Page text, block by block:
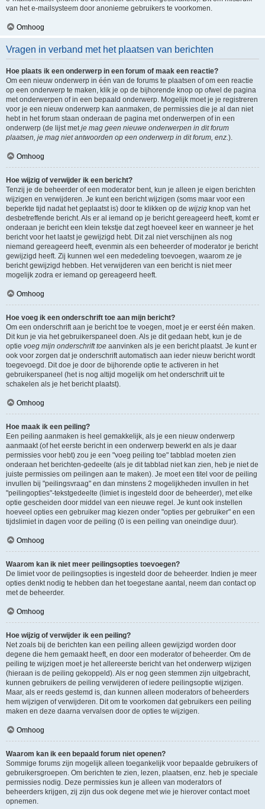
van het e-mailsysteem door anonieme gebruikers te voorkomen.
Omhoog
Vragen in verband met het plaatsen van berichten
Hoe plaats ik een onderwerp in een forum of maak een reactie?
Om een nieuw onderwerp in één van de forums te plaatsen of om een reactie
op een onderwerp te maken, klik je op de bijhorende knop op ofwel de pagina
met onderwerpen of in een bepaald onderwerp. Mogelijk moet je je registreren
voor je een nieuw onderwerp kan aanmaken, de permissies die je al dan niet
hebt in het forum staan onderaan de pagina met onderwerpen of in een
onderwerp (de lijst metje mag geen nieuwe onderwerpen in dit forum
plaatsen, je mag niet antwoorden op een onderwerp in dit forum, enz.).
Omhoog
Hoe wijzig of verwijder ik een bericht?
Tenzij je de beheerder of een moderator bent, kun je alleen je eigen berichten
wijzigen en verwijderen. Je kunt een bericht wijzigen (soms maar voor een
beperkte tijd nadat het geplaatst is) door te klikken op de wijzig knop van het
desbetreffende bericht. Als er al iemand op je bericht gereageerd heeft, komt er
onderaan je bericht een klein tekstje dat zegt hoeveel keer en wanneer je het
bericht voor het laatst je gewijzigd hebt. Dit zal niet verschijnen als nog
niemand gereageerd heeft, evenmin als een beheerder of moderator je bericht
gewijzigd heeft. Zij kunnen wel een mededeling toevoegen, waarom ze je
bericht gewijzigd hebben. Het verwijderen van een bericht is niet meer
mogelijk zodra er iemand op gereageerd heeft.
Omhoog
Hoe voeg ik een onderschrift toe aan mijn bericht?
Om een onderschrift aan je bericht toe te voegen, moet je er eerst één maken.
Dit kun je via het gebruikerspaneel doen. Als je dit gedaan hebt, kun je de
optie voeg mijn onderschrift toe aanvinken als je een bericht plaatst. Je kunt er
ook voor zorgen dat je onderschrift automatisch aan ieder nieuw bericht wordt
toegevoegd. Dit doe je door de bijhorende optie te activeren in het
gebruikerspaneel (het is nog altijd mogelijk om het onderschrift uit te
schakelen als je het bericht plaatst).
Omhoog
Hoe maak ik een peiling?
Een peiling aanmaken is heel gemakkelijk, als je een nieuw onderwerp
aanmaakt (of het eerste bericht in een onderwerp bewerkt en als je daar
permissies voor hebt) zou je een "voeg peiling toe" tabblad moeten zien
onderaan het berichten-gedeelte (als je dit tabblad niet kan zien, heb je niet de
juiste permissies om peilingen aan te maken). Je moet een titel voor de peiling
invullen bij "peilingsvraag" en dan minstens 2 mogelijkheden invullen in het
"peilingopties"-tekstgedeelte (limiet is ingesteld door de beheerder), met elke
optie gescheiden door middel van een nieuwe regel. Je kunt ook instellen
hoeveel opties een gebruiker mag kiezen onder "opties per gebruiker" en een
tijdslimiet in dagen voor de peiling (0 is een peiling van oneindige duur).
Omhoog
Waarom kan ik niet meer peilingsopties toevoegen?
De limiet voor de peilingsopties is ingesteld door de beheerder. Indien je meer
opties denkt nodig te hebben dan het toegestane aantal, neem dan contact op
met de beheerder.
Omhoog
Hoe wijzig of verwijder ik een peiling?
Net zoals bij de berichten kan een peiling alleen gewijzigd worden door
degene die hem gemaakt heeft, en door een moderator of beheerder. Om de
peiling te wijzigen moet je het allereerste bericht van het onderwerp wijzigen
(hieraan is de peiling gekoppeld). Als er nog geen stemmen zijn uitgebracht,
kunnen gebruikers de peiling verwijderen of iedere peilingsoptie wijzigen.
Maar, als er reeds gestemd is, dan kunnen alleen moderators of beheerders
hem wijzigen of verwijderen. Dit om te voorkomen dat gebruikers een peiling
maken en deze daarna vervalsen door de opties te wijzigen.
Omhoog
Waarom kan ik een bepaald forum niet openen?
Sommige forums zijn mogelijk alleen toegankelijk voor bepaalde gebruikers of
gebruikersgroepen. Om berichten te zien, lezen, plaatsen, enz. heb je speciale
permissies nodig. Deze permissies kun je alleen van moderators of
beheerders krijgen, zij zijn dus ook degene met wie je hierover contact moet
opnemen.